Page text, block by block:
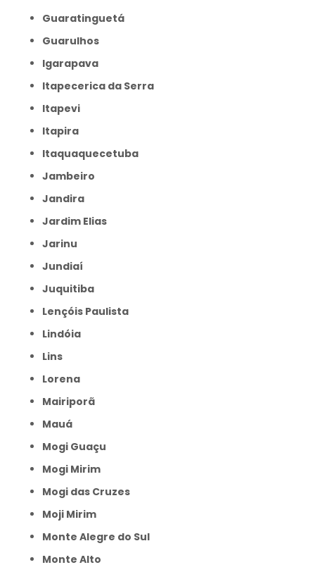
Guaratinguetá
Guarulhos
Igarapava
Itapecerica da Serra
Itapevi
Itapira
Itaquaquecetuba
Jambeiro
Jandira
Jardim Elias
Jarinu
Jundiaí
Juquitiba
Lençóis Paulista
Lindóia
Lins
Lorena
Mairiporã
Mauá
Mogi Guaçu
Mogi Mirim
Mogi das Cruzes
Moji Mirim
Monte Alegre do Sul
Monte Alto